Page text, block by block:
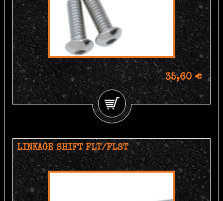
35,60 €
LINKAGE SHIFT FLT/FLST